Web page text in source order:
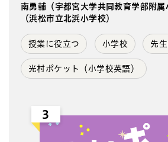
南勇輔（宇都宮大学共同教育学部附属
（浜松市立北浜小学校）
授業に役立つ 小学校 先
光村ポケット（小学校英語）
3